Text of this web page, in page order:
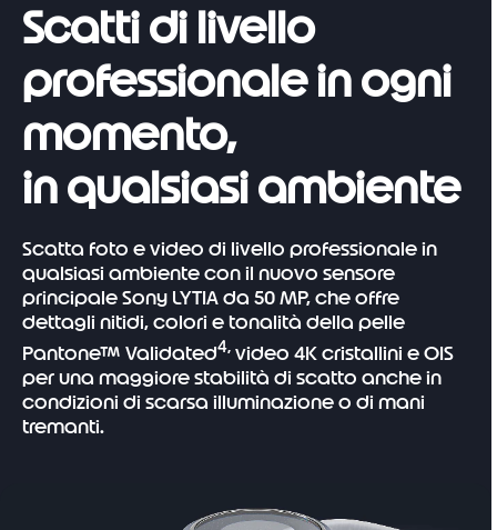
Scatti di livello
professionale in ogni
momento,
in qualsiasi ambiente
Scatta foto e video di livello professionale in
qualsiasi ambiente con il nuovo sensore
principale Sony LYTIA da 50 MP, che offre
dettagli nitidi, colori e tonalità della pelle
Pantone™ Validated4, video 4K cristallini e OIS
per una maggiore stabilità di scatto anche in
condizioni di scarsa illuminazione o di mani
tremanti.